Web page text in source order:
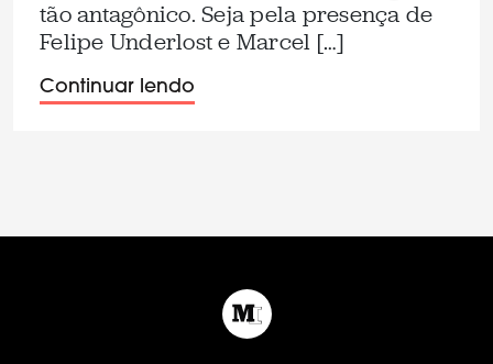
tão antagônico. Seja pela presença de
Felipe Underlost e Marcel […]
Continuar lendo